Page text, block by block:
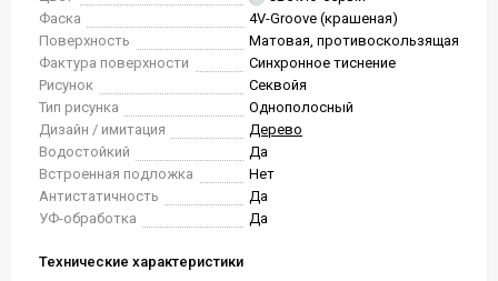
Фаска
4V-Groove (крашеная)
Поверхность
Матовая, противоскользящая
Фактура поверхности
Синхронное тиснение
Рисунок
Секвойя
Тип рисунка
Однополосный
Дизайн / имитация
Дерево
Водостойкий
Да
Встроенная подложка
Нет
Антистатичность
Да
УФ-обработка
Да
Технические характеристики